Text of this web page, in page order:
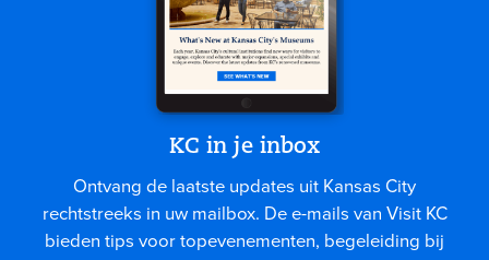
KC in je inbox
Ontvang de laatste updates uit Kansas City
rechtstreeks in uw mailbox. De e-mails van Visit KC
bieden tips voor topevenementen, begeleiding bij